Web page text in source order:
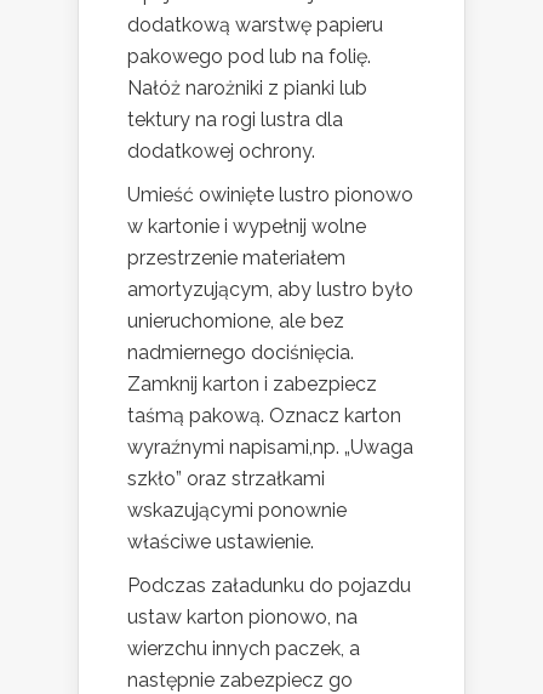
dodatkową warstwę papieru
pakowego pod lub na folię.
Nałóż narożniki z pianki lub
tektury na rogi lustra dla
dodatkowej ochrony.
Umieść owinięte lustro pionowo
w kartonie i wypełnij wolne
przestrzenie materiałem
amortyzującym, aby lustro było
unieruchomione, ale bez
nadmiernego dociśnięcia.
Zamknij karton i zabezpiecz
taśmą pakową. Oznacz karton
wyraźnymi napisami,np. „Uwaga
szkło” oraz strzałkami
wskazującymi ponownie
właściwe ustawienie.
Podczas załadunku do pojazdu
ustaw karton pionowo, na
wierzchu innych paczek, a
następnie zabezpiecz go